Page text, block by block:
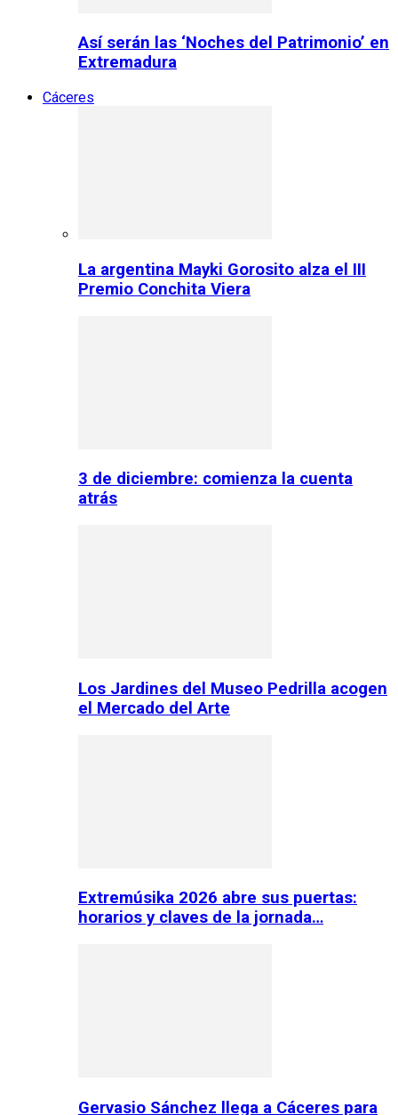
Así serán las ‘Noches del Patrimonio’ en
Extremadura
Cáceres
La argentina Mayki Gorosito alza el III
Premio Conchita Viera
3 de diciembre: comienza la cuenta
atrás
Los Jardines del Museo Pedrilla acogen
el Mercado del Arte
Extremúsika 2026 abre sus puertas:
horarios y claves de la jornada…
Gervasio Sánchez llega a Cáceres para